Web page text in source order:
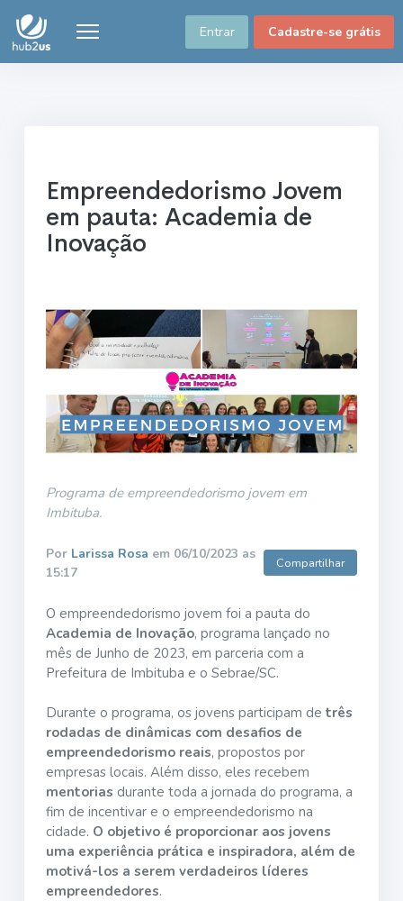
Entrar Cadastre-se grátis
Empreendedorismo Jovem
em pauta: Academia de
Inovação
Programa de empreendedorismo jovem em
Imbituba.
Por Larissa Rosa em 06/10/2023 as
15:17
Compartilhar
O empreendedorismo jovem foi a pauta do
Academia de Inovação, programa lançado no
mês de Junho de 2023, em parceria com a
Prefeitura de Imbituba e o Sebrae/SC.
Durante o programa, os jovens participam de três
rodadas de dinâmicas com desafios de
empreendedorismo reais, propostos por
empresas locais. Além disso, eles recebem
mentorias durante toda a jornada do programa, a
fim de incentivar e o empreendedorismo na
cidade. O objetivo é proporcionar aos jovens
uma experiência prática e inspiradora, além de
motivá-los a serem verdadeiros líderes
empreendedores.